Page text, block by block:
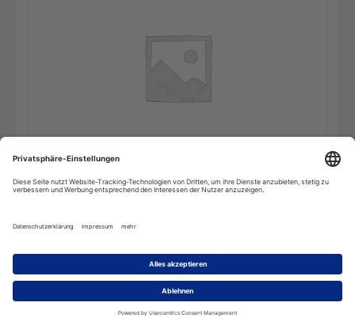
Wörterbuch
Kraftfahrzeugtechnik
Einzelplatz
Menge
Beschreibung